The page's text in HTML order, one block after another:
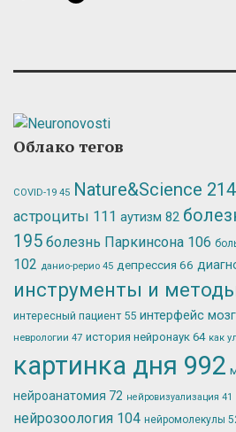
Облако тегов
COVID-19 45 Nature&Science 214
астроциты 111 аутизм 82
195 болезнь Паркинсона 106
102 данио-рерио 45 депрессия 66
инструменты и
интересный пациент 55 интерфейс
неврологии 47 история нейронаук 64 как
картинка дня 992
нейроанатомия 72 нейровизуализация 41
нейрозоология 104 нейромолекулы